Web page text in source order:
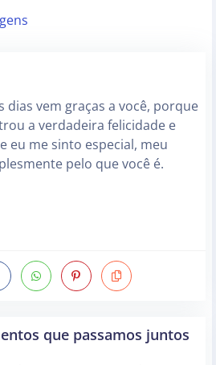
dias vem graças a você, porque
a verdadeira felicidade e
eu me sinto especial, meu
pelo que você é.
que passamos juntos